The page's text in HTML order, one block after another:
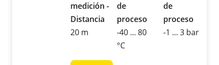
medición -
Distancia
20 m
de
proceso
-40 ... 80
°C
de
proceso
-1 ... 3 bar